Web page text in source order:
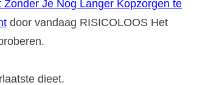
Je Nog Langer Kopzorgen te
door vandaag RISICOLOOS Het
dieet.